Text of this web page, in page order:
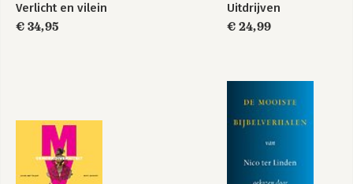
Bekijk alle boeken
Verlicht en vilein
€ 34,95
Uitdrijven
€ 24,99